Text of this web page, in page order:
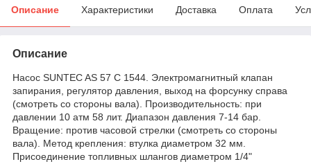
Описание Характеристики Доставка Оплата
Описание
Насос SUNTEC AS 57 C 1544. Электромагнитный клапан
запирания, регулятор давления, выход на форсунку справа
(смотреть со стороны вала). Производительность: при
давлении 10 атм 58 лит. Диапазон давления 7-14 бар.
Вращение: против часовой стрелки (смотреть со стороны
вала). Метод крепления: втулка диаметром 32 мм.
Присоединение топливных шлангов диаметром 1/4"